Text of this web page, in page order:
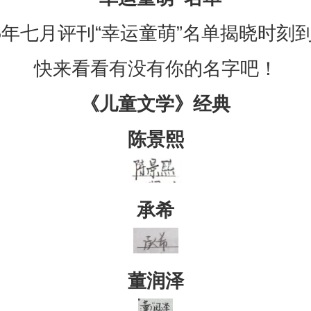
七月评刊“幸运童萌”名单揭晓时刻
快来看看有没有你的名字吧！
《儿童文学》经典
陈景熙
承希
董润泽